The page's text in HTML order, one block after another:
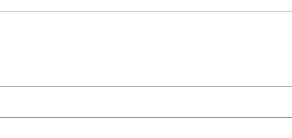
静岡北特別支援学校様